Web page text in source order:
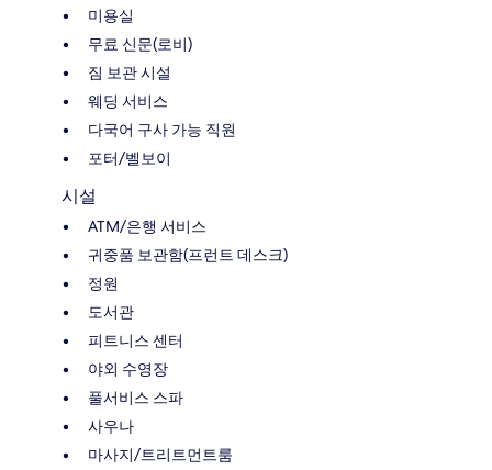
미용실
무료 신문(로비)
짐 보관 시설
웨딩 서비스
다국어 구사 가능 직원
포터/벨보이
시설
ATM/은행 서비스
귀중품 보관함(프런트 데스크)
정원
도서관
피트니스 센터
야외 수영장
풀서비스 스파
사우나
마사지/트리트먼트룸